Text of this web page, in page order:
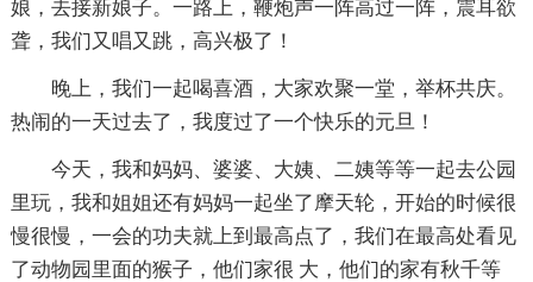
娘，去接新娘子。一路上，鞭炮声一阵高过一阵，震耳欲
聋，我们又唱又跳，高兴极了！
晚上，我们一起喝喜酒，大家欢聚一堂，举杯共庆。
热闹的一天过去了，我度过了一个快乐的元旦！
今天，我和妈妈、婆婆、大姨、二姨等等一起去公园
里玩，我和姐姐还有妈妈一起坐了摩天轮，开始的时候很
慢很慢，一会的功夫就上到最高点了，我们在最高处看见
了动物园里面的猴子，他们家很 大，他们的家有秋千等